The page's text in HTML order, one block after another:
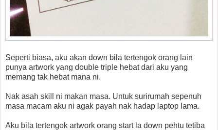
Seperti biasa, aku akan down bila tertengok orang lain
punya artwork yang double triple hebat dari aku yang
memang tak hebat mana ni.
Nak asah skill ni makan masa. Untuk surirumah sepenuh
masa macam aku ni agak payah nak hadap laptop lama.
Aku bila tertengok artwork orang start la down pehtu tetiba